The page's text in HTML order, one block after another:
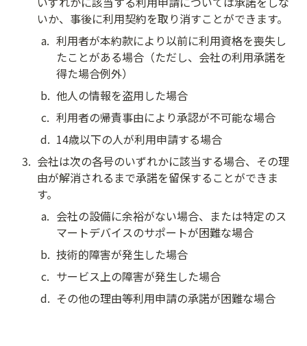
いか、事後に利用契約を取り消すことができます。
a. 利用者が本約款により以前に利用資格を喪失し
たことがある場合（ただし、会社の利用承諾を
得た場合例外）
b. 他人の情報を盗用した場合
c. 利用者の帰責事由により承認が不可能な場合
d. 14歳以下の人が利用申請する場合
3. 会社は次の各号のいずれかに該当する場合、その理
由が解消されるまで承諾を留保することができま
す。
a. 会社の設備に余裕がない場合、または特定のス
マートデバイスのサポートが困難な場合
b. 技術的障害が発生した場合
c. サービス上の障害が発生した場合
d. その他の理由等利用申請の承諾が困難な場合